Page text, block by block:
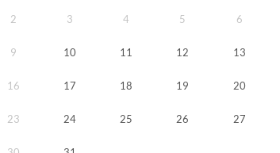
2 3 4 5 6
9 10 11 12 13
16 17 18 19 20
23 24 25 26 27